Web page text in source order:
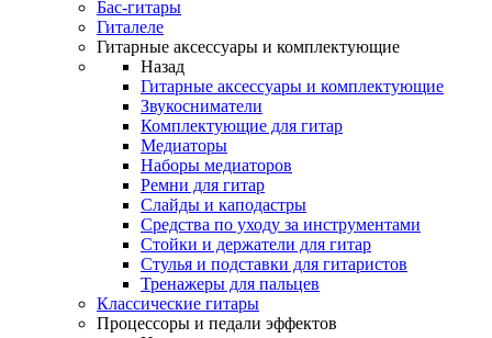
Бас-гитары
Гиталеле
Гитарные аксессуары и комплектующие
Назад
Гитарные аксессуары и комплектующие
Звукосниматели
Комплектующие для гитар
Медиаторы
Наборы медиаторов
Ремни для гитар
Слайды и каподастры
Средства по уходу за инструментами
Стойки и держатели для гитар
Стулья и подставки для гитаристов
Тренажеры для пальцев
Классические гитары
Процессоры и педали эффектов